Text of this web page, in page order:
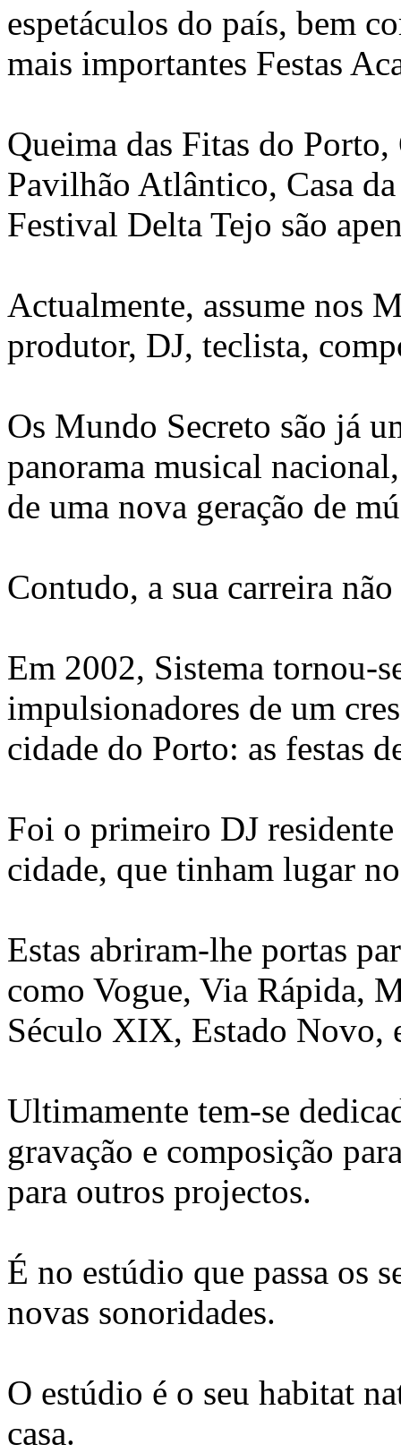
espetáculos do país, bem
mais importantes Festas
Queima das Fitas do
Pavilhão Atlântico, Casa
Festival Delta Tejo são
Actualmente, assume nos
produtor, DJ, teclista,
Os Mundo Secreto são já
panorama musical
de uma nova geração de
Contudo, a sua carreira
Em 2002, Sistema tornou-
impulsionadores de um
cidade do Porto: as festas
Foi o primeiro DJ
cidade, que tinham lugar
Estas abriram-lhe portas
como Vogue, Via Rápida,
Século XIX, Estado Novo,
Ultimamente tem-se
gravação e composição
para outros projectos.
É no estúdio que passa os
novas sonoridades.
O estúdio é o seu habitat
casa.